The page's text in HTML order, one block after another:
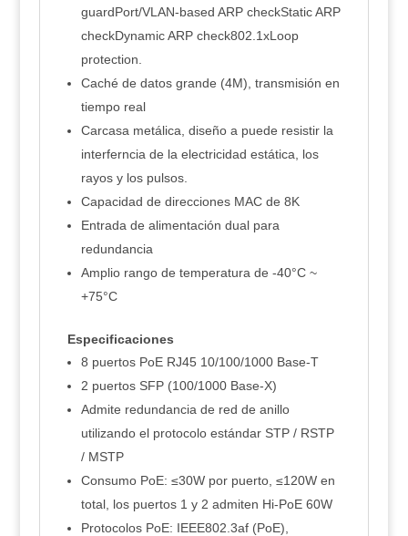
guardPort/VLAN-based ARP checkStatic ARP
checkDynamic ARP check802.1xLoop
protection.
Caché de datos grande (4M), transmisión en
tiempo real
Carcasa metálica, diseño a puede resistir la
interferncia de la electricidad estática, los
rayos y los pulsos.
Capacidad de direcciones MAC de 8K
Entrada de alimentación dual para
redundancia
Amplio rango de temperatura de -40°C ~
+75°C
Especificaciones
8 puertos PoE RJ45 10/100/1000 Base-T
2 puertos SFP (100/1000 Base-X)
Admite redundancia de red de anillo
utilizando el protocolo estándar STP / RSTP
/ MSTP
Consumo PoE: ≤30W por puerto, ≤120W en
total, los puertos 1 y 2 admiten Hi-PoE 60W
Protocolos PoE: IEEE802.3af (PoE),